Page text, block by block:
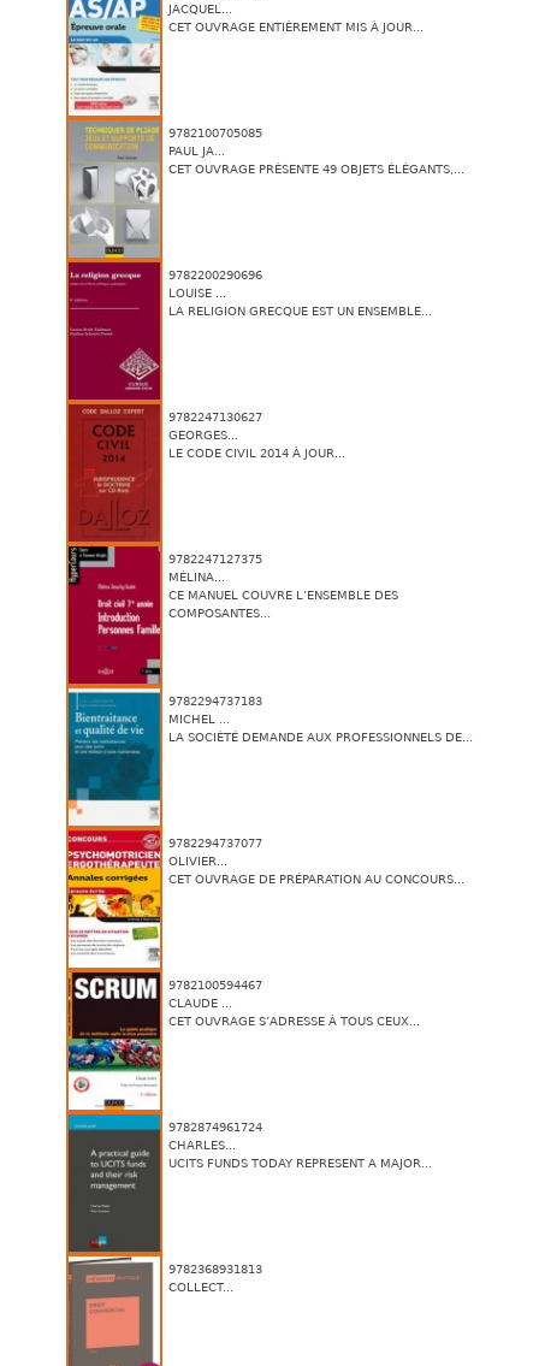
JACQUEL...
CET OUVRAGE ENTIÈREMENT MIS À JOUR...
9782100705085
PAUL JA...
CET OUVRAGE PRÉSENTE 49 OBJETS ÉLÉGANTS,...
9782200290696
LOUISE ...
LA RELIGION GRECQUE EST UN ENSEMBLE...
9782247130627
GEORGES...
LE CODE CIVIL 2014 À JOUR...
9782247127375
MÉLINA...
CE MANUEL COUVRE L’ENSEMBLE DES
COMPOSANTES...
9782294737183
MICHEL ...
LA SOCIÉTÉ DEMANDE AUX PROFESSIONNELS DE...
9782294737077
OLIVIER...
CET OUVRAGE DE PRÉPARATION AU CONCOURS...
9782100594467
CLAUDE ...
CET OUVRAGE S’ADRESSE À TOUS CEUX...
9782874961724
CHARLES...
UCITS FUNDS TODAY REPRESENT A MAJOR...
9782368931813
COLLECT...